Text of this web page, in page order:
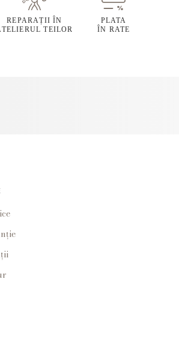
REPARAȚII ÎN
TEILOR
PLATA
ÎN RATE